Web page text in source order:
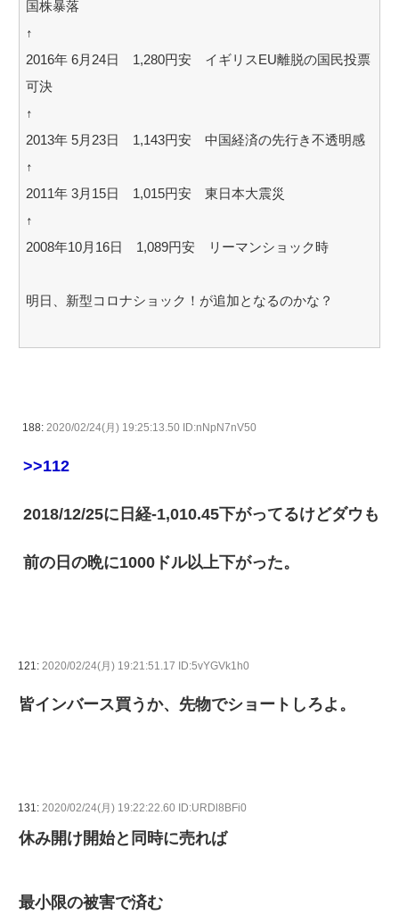
国株暴落
↑
2016年 6月24日 1,280円安 イギリスEU離脱の国民投票
可決
↑
2013年 5月23日 1,143円安 中国経済の先行き不透明感
↑
2011年 3月15日 1,015円安 東日本大震災
↑
2008年10月16日 1,089円安 リーマンショック時
明日、新型コロナショック！が追加となるのかな？
188: 2020/02/24(月) 19:25:13.50 ID:nNpN7nV50
>>112
2018/12/25に日経-1,010.45下がってるけどダウも
前の日の晩に1000ドル以上下がった。
121: 2020/02/24(月) 19:21:51.17 ID:5vYGVk1h0
皆インバース買うか、先物でショートしろよ。
131: 2020/02/24(月) 19:22:22.60 ID:URDl8BFi0
休み開け開始と同時に売れば
最小限の被害で済む